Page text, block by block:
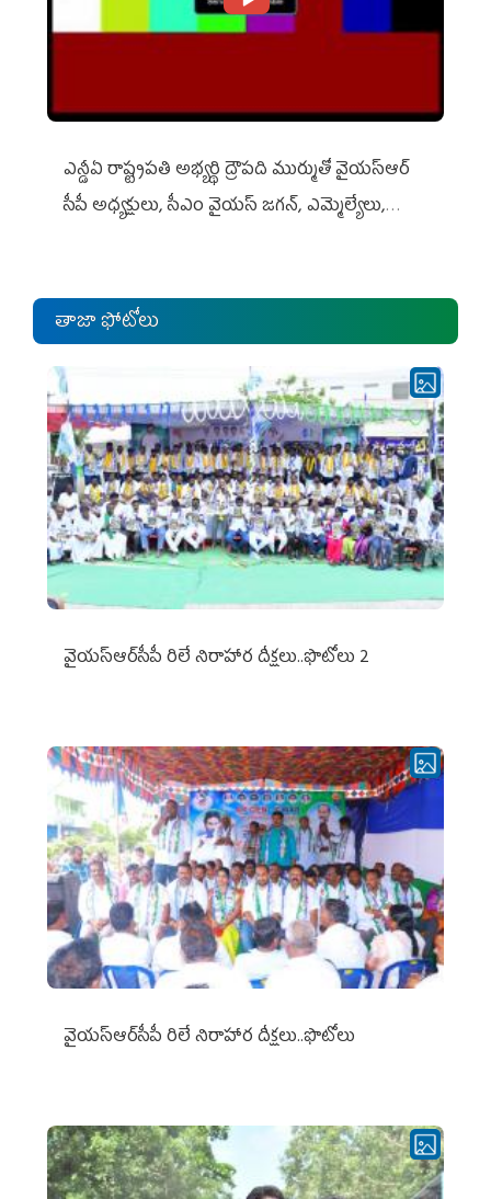
ఎన్డీఏ రాష్ట్ర‌ప‌తి అభ్య‌ర్థి ద్రౌప‌ది ముర్ముతో వైయ‌స్ఆర్
సీపీ అధ్య‌క్షులు, సీఎం వైయ‌స్ జ‌గ‌న్, ఎమ్మెల్యేలు,
తాజా ఫోటోలు
వైయ‌స్ఆర్‌సీపీ రిలే నిరాహార దీక్షలు..ఫొటోలు 2
వైయ‌స్ఆర్‌సీపీ రిలే నిరాహార దీక్షలు..ఫొటోలు